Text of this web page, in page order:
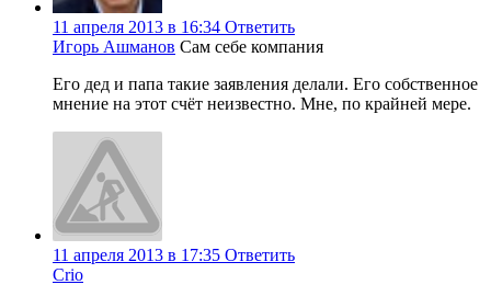
11 апреля 2013 в 16:34 Ответить
Игорь Ашманов Сам себе компания
Его дед и папа такие заявления делали. Его собственное
мнение на этот счёт неизвестно. Мне, по крайней мере.
11 апреля 2013 в 17:35 Ответить
Crio